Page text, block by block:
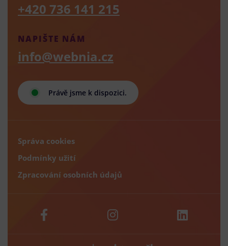
Právě jsme k dispozici.
NAPIŠTE NÁM
info@webnia.cz
+420 736 141 215
Správa cookies
Podmínky užití
Zpracování osobních údajů